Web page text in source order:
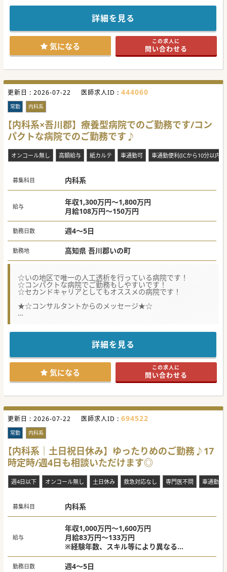
いための募集です。
回復期リハビリテーション病棟の患者さんの内科コンサルが
メイン業務で、落ち着いた勤務が可能な求人です。
また、併設の老健でもご勤務が可能ですので、老健にご興味
がある方もお問合せください♪
#秋入職可
詳細を見る
気になる この求人に
問い合わせる
更新日 : 2026-07-22 医師求人ID : 444060
常勤 内科系
【内科系×吾川郡】療養型病院でのご勤務です/コン
パクトな病院でのご勤務です♪
オンコール無し 高額給与 紙カルテ 車通勤可 車通勤便利(ICから10分以内)
募集科目 内科系
給与
年収1,300万円～1,800万円
月給108万円～150万円
勤務日数 週4～5日
勤務地 高知県 吾川郡いの町
☆いの地区で唯一の人工透析を行っている病院です！
☆コンパクトな病院でご勤務もしやすいです！
☆セカンドキャリアとしてもオススメの病院です！
★☆コンサルタントからのメッセージ★☆
高知市内の中心部から車で20分程度で、周りの環境も良いエ
勤務日数なども相談可能ですので、少しでもご興味がござい
ましたらお問合せください♪
#秋入職可
詳細を見る
気になる この求人に
問い合わせる
更新日 : 2026-07-22 医師求人ID : 694522
常勤 内科系
【内科系｜土日祝日休み】ゆったりめのご勤務♪17
時定時/週4日も相談いただけます◎
週4日以下 オンコール無し 土日休み 救急対応なし 専門医不問 車通勤可
募集科目 内科系
給与
年収1,000万円～1,600万円
月給83万円～133万円
※経験年数、スキル等により異なる
※当直代は別途支給
勤務日数 週4～5日